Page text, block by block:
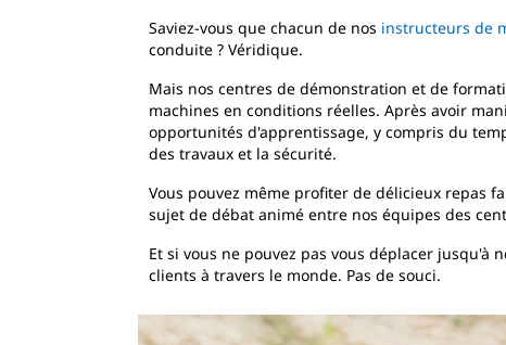
Saviez-vous que chacun de nos instructeurs de
conduite ? Véridique.
Mais nos centres de démonstration et de
machines en conditions réelles. Après avoir
opportunités d'apprentissage, y compris du
des travaux et la sécurité.
Vous pouvez même profiter de délicieux repas
sujet de débat animé entre nos équipes des
Et si vous ne pouvez pas vous déplacer
clients à travers le monde. Pas de souci.